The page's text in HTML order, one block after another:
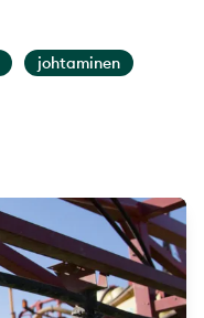
johtaminen